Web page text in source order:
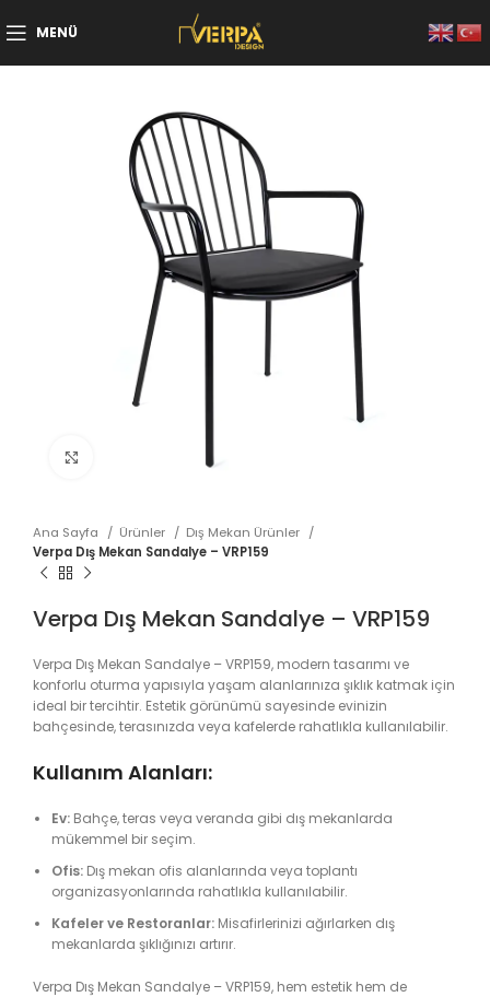
MENÜ
Büyütmek için tıklayın
Ana Sayfa Ürünler
Dış Mekan Ürünler
Verpa Dış Mekan Sandalye – VRP159
Verpa Dış Mekan Sandalye – VRP159
Verpa Dış Mekan Sandalye – VRP159, modern tasarımı ve
konforlu oturma yapısıyla yaşam alanlarınıza şıklık katmak için
ideal bir tercihtir. Estetik görünümü sayesinde evinizin
bahçesinde, terasınızda veya kafelerde rahatlıkla kullanılabilir.
Kullanım Alanları:
Ev: Bahçe, teras veya veranda gibi dış mekanlarda
mükemmel bir seçim.
Ofis: Dış mekan ofis alanlarında veya toplantı
organizasyonlarında rahatlıkla kullanılabilir.
Kafeler ve Restoranlar: Misafirlerinizi ağırlarken dış
mekanlarda şıklığınızı artırır.
Verpa Dış Mekan Sandalye – VRP159, hem estetik hem de